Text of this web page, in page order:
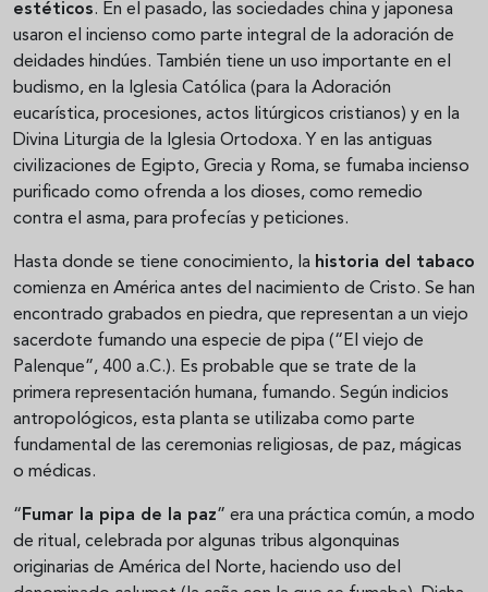
estéticos. En el pasado, las sociedades china y japonesa
usaron el incienso como parte integral de la adoración de
deidades hindúes. También tiene un uso importante en el
budismo, en la Iglesia Católica (para la Adoración
eucarística, procesiones, actos litúrgicos cristianos) y en la
Divina Liturgia de la Iglesia Ortodoxa. Y en las antiguas
civilizaciones de Egipto, Grecia y Roma, se fumaba incienso
purificado como ofrenda a los dioses, como remedio
contra el asma, para profecías y peticiones.
Hasta donde se tiene conocimiento, la historia del tabaco
comienza en América antes del nacimiento de Cristo. Se han
encontrado grabados en piedra, que representan a un viejo
sacerdote fumando una especie de pipa (“El viejo de
Palenque”, 400 a.C.). Es probable que se trate de la
primera representación humana, fumando. Según indicios
antropológicos, esta planta se utilizaba como parte
fundamental de las ceremonias religiosas, de paz, mágicas
o médicas.
“Fumar la pipa de la paz” era una práctica común, a modo
de ritual, celebrada por algunas tribus algonquinas
originarias de América del Norte, haciendo uso del